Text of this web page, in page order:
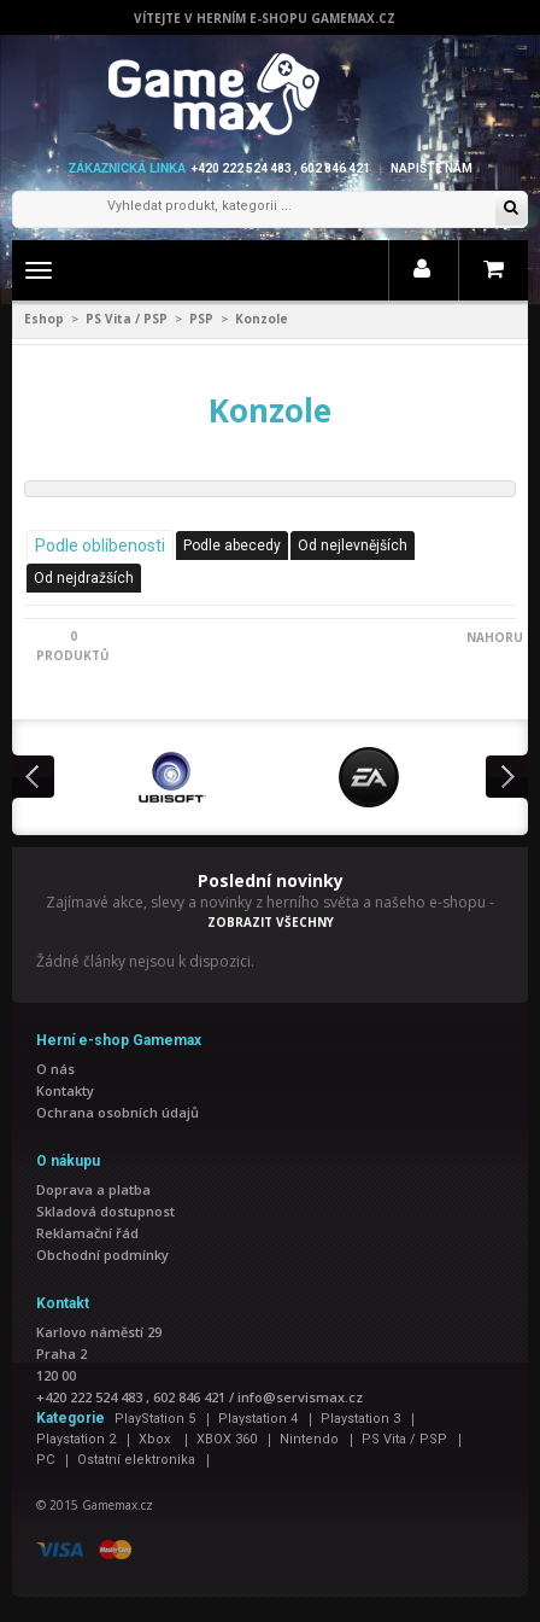
VÍTEJTE V HERNÍM E-SHOPU GAMEMAX.CZ
ZÁKAZNICKÁ LINKA +420 222 524 483 , 602 846 421 NAPIŠTE NÁM
Zobrazit
Eshop > PS Vita / PSP > PSP > Konzole
Konzole
Podle oblíbenosti Podle abecedy
Od nejlevnějších
Od nejdražších
0
PRODUKTŮ
NAHORU
Poslední novinky
Zajímavé akce, slevy a novinky z herního světa a našeho e-shopu -
ZOBRAZIT VŠECHNY
Žádné články nejsou k dispozici.
Herní e-shop Gamemax
O nás
Kontakty
Ochrana osobních údajů
O nákupu
Doprava a platba
Skladová dostupnost
Reklamační řád
Obchodní podmínky
Kontakt
Karlovo náměstí 29
Praha 2
120 00
+420 222 524 483 , 602 846 421 / info@servismax.cz
Kategorie PlayStation 5 | Playstation 4 | Playstation 3 |
Playstation 2 | Xbox | XBOX 360 | Nintendo | PS Vita / PSP |
PC | Ostatní elektronika |
© 2015 Gamemax.cz